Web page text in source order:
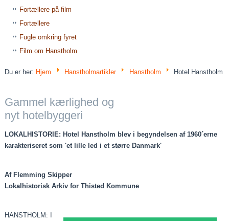
Fortællere på film
Fortællere
Fugle omkring fyret
Film om Hanstholm
Du er her: Hjem Hanstholmartikler Hanstholm Hotel Hanstholm
Gammel kærlighed og
nyt hotelbyggeri
LOKALHISTORIE: Hotel Hanstholm blev i begyndelsen af 1960´erne
karakteriseret som 'et lille led i et større Danmark'
Af Flemming Skipper
Lokalhistorisk Arkiv for Thisted Kommune
HANSTHOLM: I